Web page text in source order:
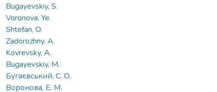
Bugayevskiy, S.
Voronova, Ye.
Shtefan, O.
Zadorozhny, A.
Kovrevsky, A.
Bugayevskiy, M.
Бугаєвський, С. О.
Воронова, Е. М.